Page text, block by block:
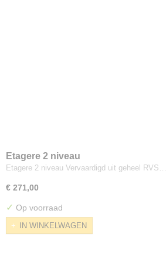
Etagere 2 niveau
Etagere 2 niveau Vervaardigd uit geheel RVS…
€ 271,00
✓ Op voorraad
IN WINKELWAGEN